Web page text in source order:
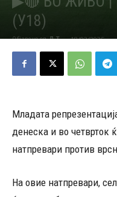
(У18)
Објавено од Д.Т. - 18/02/2025
Младата
денеска и во четврток
натпревари против
На овие натпревари,